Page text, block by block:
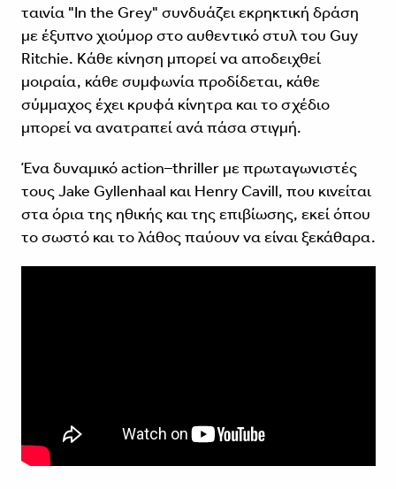
ταινία "In the Grey" συνδυάζει εκρηκτική δράση
με έξυπνο χιούμορ στο αυθεντικό στυλ του Guy
Ritchie. Κάθε κίνηση μπορεί να αποδειχθεί
μοιραία, κάθε συμφωνία προδίδεται, κάθε
σύμμαχος έχει κρυφά κίνητρα και το σχέδιο
μπορεί να ανατραπεί ανά πάσα στιγμή.
Ένα δυναμικό action–thriller με πρωταγωνιστές
τους Jake Gyllenhaal και Henry Cavill, που κινείται
στα όρια της ηθικής και της επιβίωσης, εκεί όπου
το σωστό και το λάθος παύουν να είναι ξεκάθαρα.